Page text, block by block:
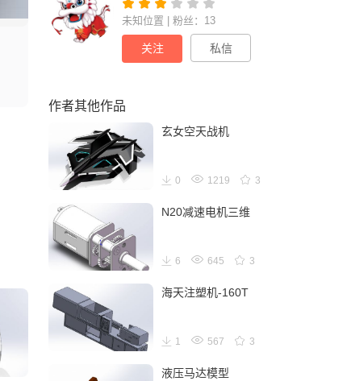
未知位置 | 粉丝：13
关注 私信
作者其他作品
玄女空天战机
0 1219 3
N20减速电机三维
6 645 3
海天注塑机-160T
1 567 3
液压马达模型